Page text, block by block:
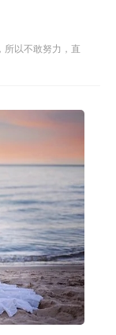
以不敢努力，直